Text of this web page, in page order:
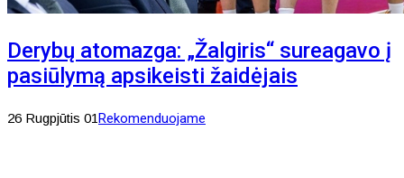
Derybų atomazga: „Žalgiris“ sureagavo į
pasiūlymą apsikeisti žaidėjais
26 Rugpjūtis 01Rekomenduojame